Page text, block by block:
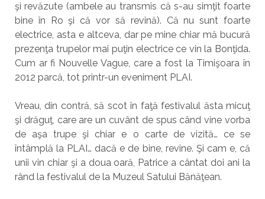
şi revăzute (ambele au transmis că s-au simţit foarte
bine în Ro şi că vor să revină). Că nu sunt foarte
electrice, asta e altceva, dar pe mine chiar mă bucură
prezenţa trupelor mai puţin electrice ce vin la Bonţida.
Cum ar fi Nouvelle Vague, care a fost la Timişoara în
2012 parcă, tot printr-un eveniment PLAI.
Vreau, din contră, să scot în faţă festivalul ăsta micuţ
şi drăguţ, care are un cuvânt de spus când vine vorba
de aşa trupe şi chiar e o carte de vizită… ce se
întâmplă la PLAI… dacă e de bine, revine. Şi cam e, că
unii vin chiar şi a doua oară, Patrice a cântat doi ani la
rând la festivalul de la Muzeul Satului Bănăţean.